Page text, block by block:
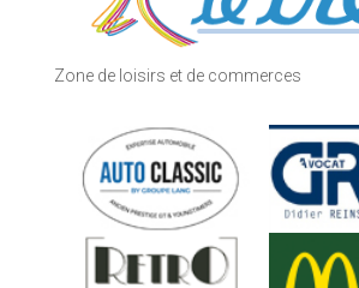
Zone de loisirs et de commerces